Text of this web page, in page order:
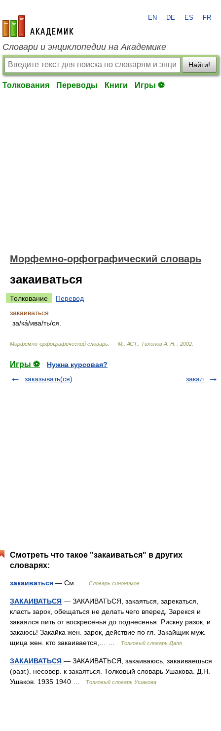
academic.ru
EN DE ES FR
Словари и энциклопедии на Академике
Найти!
Толкования Переводы Книги Игры ⚽
Морфемно-орфографический словарь
закаиваться
Толкование
Перевод
закаиваться
за/ка́/ива/ть/ся.
Морфемно-орфографический словарь. — М.: АСТ. Тихонов А. Н. 2002
Игры ⚽
Нужна курсовая?
заказывать(ся)
закал
Смотреть что такое "закаиваться" в других
словарях:
закаиваться — См … Словарь синонимов
ЗАКАИВАТЬСЯ — ЗАКАИВАТЬСЯ, закаяться, зарекаться,
класть зарок, обещаться не делать чего вперед. Зарекся и
закаялся пить от воскресенья до поднесенья. Рискну разок, и
закаюсь! Закайка жен. зарок, действие по гл. Закайщик муж.
щица жен. кто закаивается,… …
Толковый словарь Даля
ЗАКАИВАТЬСЯ — ЗАКАИВАТЬСЯ, закаиваюсь, закаиваешься
(разг.). несовер. к закаяться. Толковый словарь Ушакова. Д.Н.
Ушаков. 1935 1940 …
Толковый словарь Ушакова